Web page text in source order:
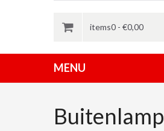
items0 - €0,00
Buitenlamp